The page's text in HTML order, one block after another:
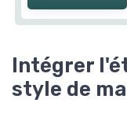
Intégrer
style de